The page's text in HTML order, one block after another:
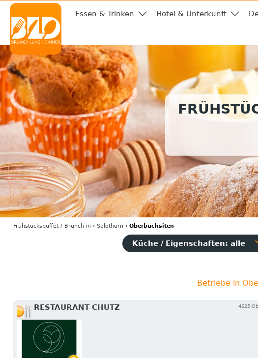
Essen & Trinken Hotel & Unterkunft
Frühstücksbuffet / Brunch in › Solothurn › Oberbuchsiten
Küche / Eigenschaften: alle
Betriebe in
RESTAURANT CHUTZ
4625